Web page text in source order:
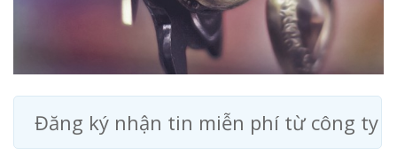
Đăng ký nhận tin miễn phí từ công ty